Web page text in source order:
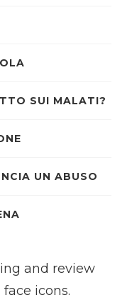
SUI MALATI?
UN ABUSO